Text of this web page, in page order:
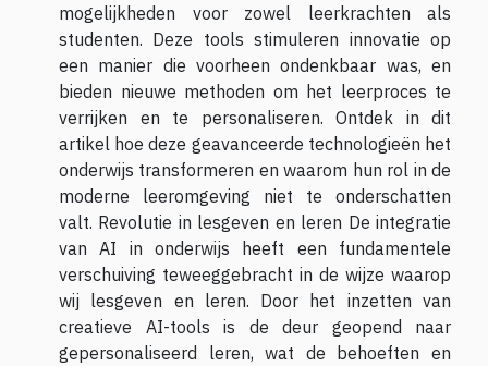
mogelijkheden voor zowel leerkrachten als
studenten. Deze tools stimuleren innovatie op
een manier die voorheen ondenkbaar was, en
bieden nieuwe methoden om het leerproces te
verrijken en te personaliseren. Ontdek in dit
artikel hoe deze geavanceerde technologieën het
onderwijs transformeren en waarom hun rol in de
moderne leeromgeving niet te onderschatten
valt. Revolutie in lesgeven en leren De integratie
van AI in onderwijs heeft een fundamentele
verschuiving teweeggebracht in de wijze waarop
wij lesgeven en leren. Door het inzetten van
creatieve AI-tools is de deur geopend naar
gepersonaliseerd leren, wat de behoeften en